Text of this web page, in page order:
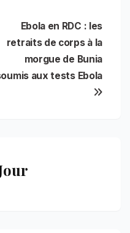
n
e
g
m
r
e
Ebola en RDC : les
retraits de corps à la
morgue de Bunia
aux tests Ebola